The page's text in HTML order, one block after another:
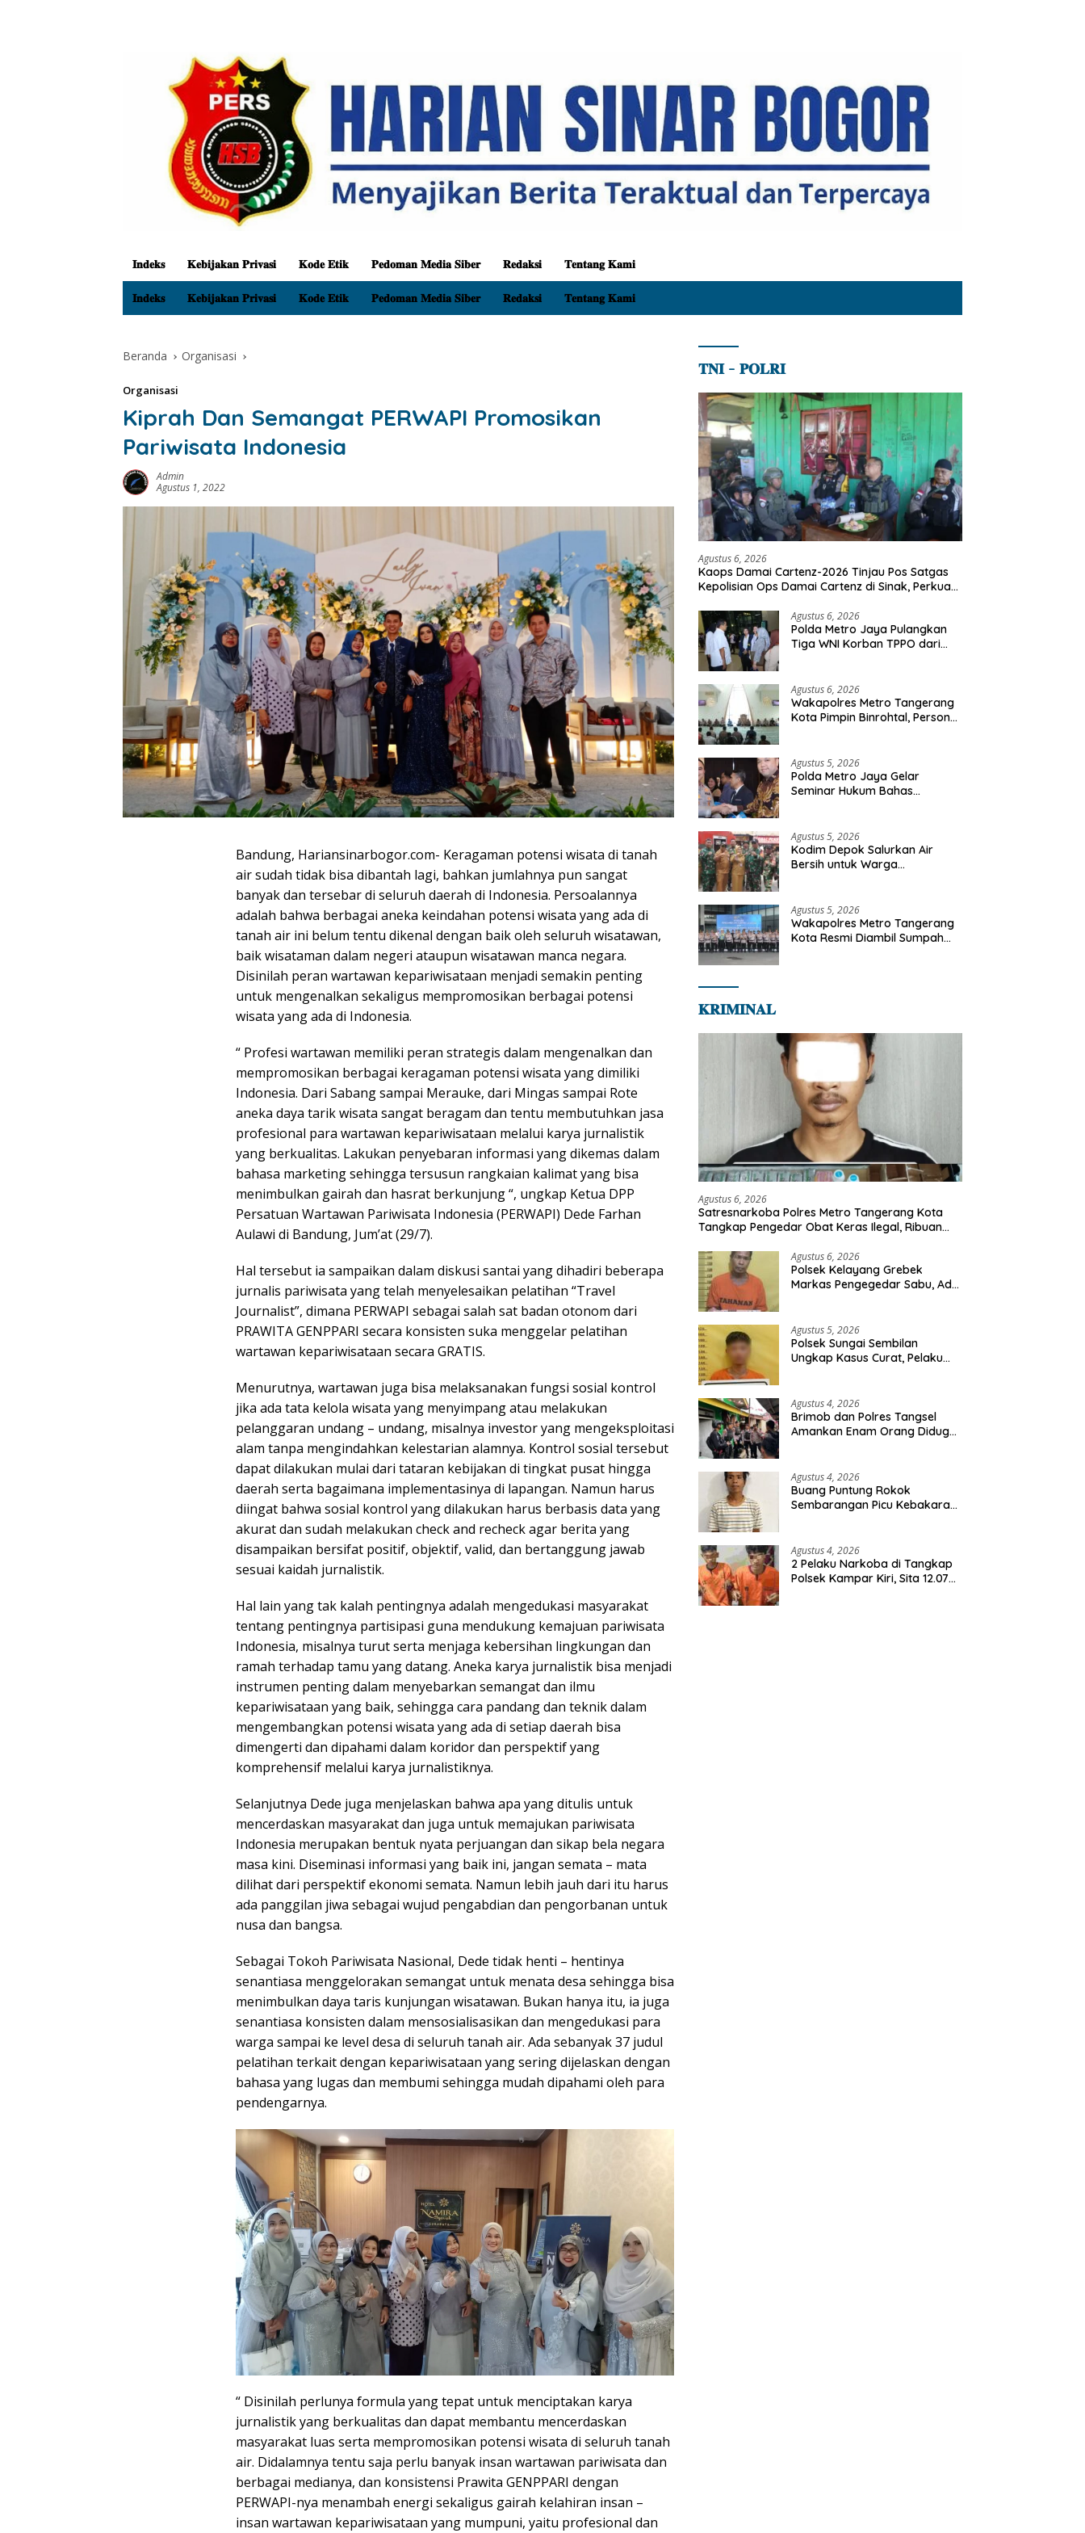
𝐈𝐧𝐝𝐞𝐤𝐬 𝐊𝐞𝐛𝐢𝐣𝐚𝐤𝐚𝐧 𝐏𝐫𝐢𝐯𝐚𝐬𝐢 𝐊𝐨𝐝𝐞 𝐄𝐭𝐢𝐤 𝐏𝐞𝐝𝐨𝐦𝐚𝐧 𝐌𝐞𝐝𝐢𝐚 𝐒𝐢𝐛𝐞𝐫 𝐑𝐞𝐝𝐚𝐤𝐬𝐢 𝐓𝐞𝐧𝐭𝐚𝐧𝐠 𝐊𝐚𝐦𝐢
𝐈𝐧𝐝𝐞𝐤𝐬 𝐊𝐞𝐛𝐢𝐣𝐚𝐤𝐚𝐧 𝐏𝐫𝐢𝐯𝐚𝐬𝐢 𝐊𝐨𝐝𝐞 𝐄𝐭𝐢𝐤 𝐏𝐞𝐝𝐨𝐦𝐚𝐧 𝐌𝐞𝐝𝐢𝐚 𝐒𝐢𝐛𝐞𝐫 𝐑𝐞𝐝𝐚𝐤𝐬𝐢 𝐓𝐞𝐧𝐭𝐚𝐧𝐠 𝐊𝐚𝐦𝐢
Beranda Organisasi
Organisasi
Kiprah Dan Semangat PERWAPI Promosikan
Pariwisata Indonesia
Admin
Agustus 1, 2022
Bandung, Hariansinarbogor.com- Keragaman potensi wisata di tanah
air sudah tidak bisa dibantah lagi, bahkan jumlahnya pun sangat
banyak dan tersebar di seluruh daerah di Indonesia. Persoalannya
adalah bahwa berbagai aneka keindahan potensi wisata yang ada di
tanah air ini belum tentu dikenal dengan baik oleh seluruh wisatawan,
baik wisataman dalam negeri ataupun wisatawan manca negara.
Disinilah peran wartawan kepariwisataan menjadi semakin penting
untuk mengenalkan sekaligus mempromosikan berbagai potensi
wisata yang ada di Indonesia.
“ Profesi wartawan memiliki peran strategis dalam mengenalkan dan
mempromosikan berbagai keragaman potensi wisata yang dimiliki
Indonesia. Dari Sabang sampai Merauke, dari Mingas sampai Rote
aneka daya tarik wisata sangat beragam dan tentu membutuhkan jasa
profesional para wartawan kepariwisataan melalui karya jurnalistik
yang berkualitas. Lakukan penyebaran informasi yang dikemas dalam
bahasa marketing sehingga tersusun rangkaian kalimat yang bisa
menimbulkan gairah dan hasrat berkunjung “, ungkap Ketua DPP
Persatuan Wartawan Pariwisata Indonesia (PERWAPI) Dede Farhan
Aulawi di Bandung, Jum’at (29/7).
Hal tersebut ia sampaikan dalam diskusi santai yang dihadiri beberapa
jurnalis pariwisata yang telah menyelesaikan pelatihan “Travel
Journalist”, dimana PERWAPI sebagai salah sat badan otonom dari
PRAWITA GENPPARI secara konsisten suka menggelar pelatihan
wartawan kepariwisataan secara GRATIS.
Menurutnya, wartawan juga bisa melaksanakan fungsi sosial kontrol
jika ada tata kelola wisata yang menyimpang atau melakukan
pelanggaran undang – undang, misalnya investor yang mengeksploitasi
alam tanpa mengindahkan kelestarian alamnya. Kontrol sosial tersebut
dapat dilakukan mulai dari tataran kebijakan di tingkat pusat hingga
daerah serta bagaimana implementasinya di lapangan. Namun harus
diingat bahwa sosial kontrol yang dilakukan harus berbasis data yang
akurat dan sudah melakukan check and recheck agar berita yang
disampaikan bersifat positif, objektif, valid, dan bertanggung jawab
sesuai kaidah jurnalistik.
Hal lain yang tak kalah pentingnya adalah mengedukasi masyarakat
tentang pentingnya partisipasi guna mendukung kemajuan pariwisata
Indonesia, misalnya turut serta menjaga kebersihan lingkungan dan
ramah terhadap tamu yang datang. Aneka karya jurnalistik bisa menjadi
instrumen penting dalam menyebarkan semangat dan ilmu
kepariwisataan yang baik, sehingga cara pandang dan teknik dalam
mengembangkan potensi wisata yang ada di setiap daerah bisa
dimengerti dan dipahami dalam koridor dan perspektif yang
komprehensif melalui karya jurnalistiknya.
Selanjutnya Dede juga menjelaskan bahwa apa yang ditulis untuk
mencerdaskan masyarakat dan juga untuk memajukan pariwisata
Indonesia merupakan bentuk nyata perjuangan dan sikap bela negara
masa kini. Diseminasi informasi yang baik ini, jangan semata – mata
dilihat dari perspektif ekonomi semata. Namun lebih jauh dari itu harus
ada panggilan jiwa sebagai wujud pengabdian dan pengorbanan untuk
nusa dan bangsa.
Sebagai Tokoh Pariwisata Nasional, Dede tidak henti – hentinya
senantiasa menggelorakan semangat untuk menata desa sehingga bisa
menimbulkan daya taris kunjungan wisatawan. Bukan hanya itu, ia juga
senantiasa konsisten dalam mensosialisasikan dan mengedukasi para
warga sampai ke level desa di seluruh tanah air. Ada sebanyak 37 judul
pelatihan terkait dengan kepariwisataan yang sering dijelaskan dengan
bahasa yang lugas dan membumi sehingga mudah dipahami oleh para
pendengarnya.
“ Disinilah perlunya formula yang tepat untuk menciptakan karya
jurnalistik yang berkualitas dan dapat membantu mencerdaskan
masyarakat luas serta mempromosikan potensi wisata di seluruh tanah
air. Didalamnya tentu saja perlu banyak insan wartawan pariwisata dan
berbagai medianya, dan konsistensi Prawita GENPPARI dengan
PERWAPI-nya menambah energi sekaligus gairah kelahiran insan –
insan wartawan kepariwisataan yang mumpuni, yaitu profesional dan
𝐓𝐍𝐈 – 𝐏𝐎𝐋𝐑𝐈
Agustus 6, 2026
Kaops Damai Cartenz-2026 Tinjau Pos Satgas
Kepolisian Ops Damai Cartenz di Sinak, Perkuat
Agustus 6, 2026
Polda Metro Jaya Pulangkan
Tiga WNI Korban TPPO dari
Agustus 6, 2026
Wakapolres Metro Tangerang
Kota Pimpin Binrohtal, Personel
Agustus 5, 2026
Polda Metro Jaya Gelar
Seminar Hukum Bahas
Agustus 5, 2026
Kodim Depok Salurkan Air
Bersih untuk Warga
Agustus 5, 2026
Wakapolres Metro Tangerang
Kota Resmi Diambil Sumpah
𝐊𝐑𝐈𝐌𝐈𝐍𝐀𝐋
Agustus 6, 2026
Satresnarkoba Polres Metro Tangerang Kota
Tangkap Pengedar Obat Keras Ilegal, Ribuan
Agustus 6, 2026
Polsek Kelayang Grebek
Markas Pengegedar Sabu, Ada
Agustus 5, 2026
Polsek Sungai Sembilan
Ungkap Kasus Curat, Pelaku
Agustus 4, 2026
Brimob dan Polres Tangsel
Amankan Enam Orang Diduga
Agustus 4, 2026
Buang Puntung Rokok
Sembarangan Picu Kebakaran
Agustus 4, 2026
2 Pelaku Narkoba di Tangkap
Polsek Kampar Kiri, Sita 12.07